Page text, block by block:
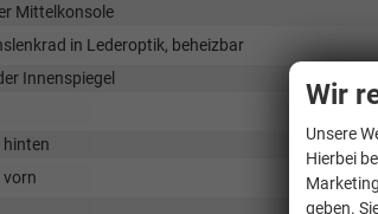
Mittelkonsole
in Lederoptik, beheizbar
Innenspiegel
hinten
vorn
Wir
Unsere
Hierbei
geben.